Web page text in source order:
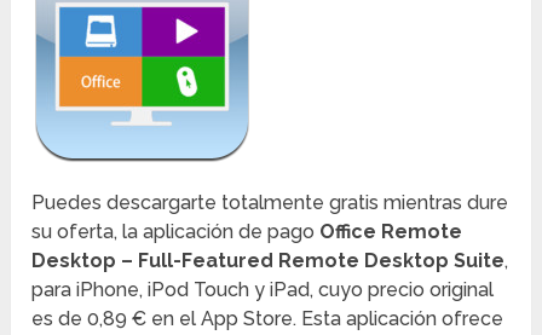
Puedes descargarte totalmente gratis mientras dure
su oferta, la aplicación de pago Office Remote
Desktop – Full-Featured Remote Desktop Suite,
para iPhone, iPod Touch y iPad, cuyo precio original
es de 0,89 € en el App Store. Esta aplicación ofrece